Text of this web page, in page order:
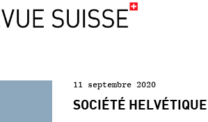
11 septembre 2020
SOCIÉTÉ